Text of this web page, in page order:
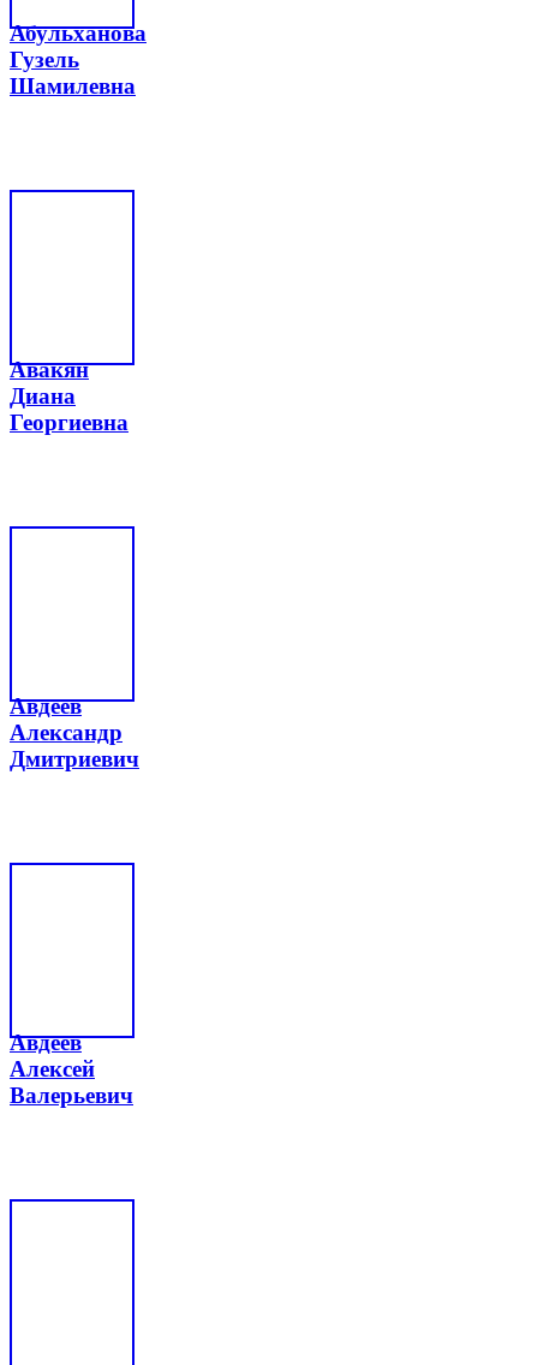
Абульханова
Гузель
Шамилевна
Авакян
Диана
Георгиевна
Авдеев
Александр
Дмитриевич
Авдеев
Алексей
Валерьевич